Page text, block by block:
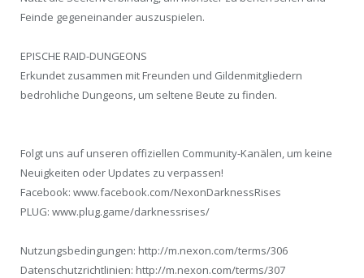
Feinde gegeneinander auszuspielen.
EPISCHE RAID-DUNGEONS
Erkundet zusammen mit Freunden und Gildenmitgliedern
bedrohliche Dungeons, um seltene Beute zu finden.
Folgt uns auf unseren offiziellen Community-Kanälen, um keine
Neuigkeiten oder Updates zu verpassen!
Facebook: www.facebook.com/NexonDarknessRises
PLUG: www.plug.game/darknessrises/
Nutzungsbedingungen: http://m.nexon.com/terms/306
Datenschutzrichtlinien: http://m.nexon.com/terms/307